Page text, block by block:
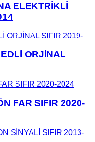
ELEKTRİKLİ
ORJİNAL
FAR SIFIR 2020-